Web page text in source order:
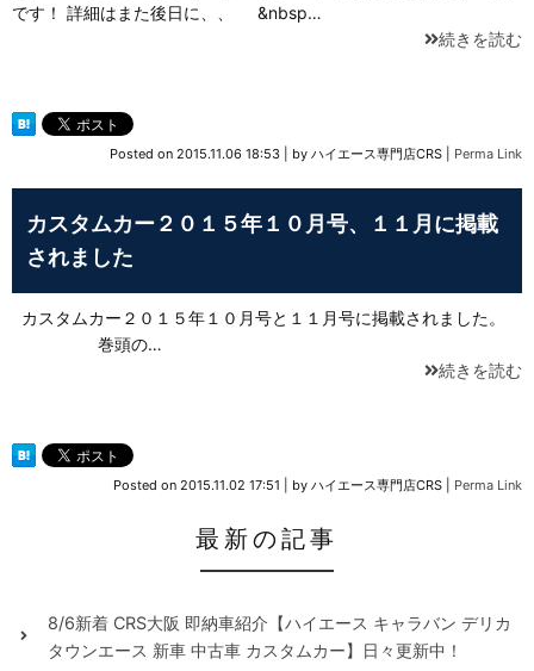
です！ 詳細はまた後日に、、 &nbsp…
続きを読む
Posted on 2015.11.06 18:53 by ハイエース専門店CRS Perma Link
カスタムカー２０１５年１０月号、１１月に掲載
されました
カスタムカー２０１５年１０月号と１１月号に掲載されました。
巻頭の…
続きを読む
Posted on 2015.11.02 17:51 by ハイエース専門店CRS Perma Link
最新の記事
8/6新着 CRS大阪 即納車紹介【ハイエース キャラバン デリカ
タウンエース 新車 中古車 カスタムカー】日々更新中！